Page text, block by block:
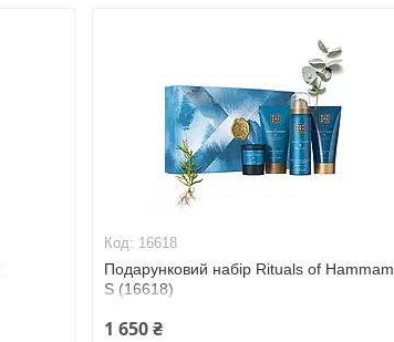
16618
Подарунковий набір Rituals of Hammam
S (16618)
1 650 ₴